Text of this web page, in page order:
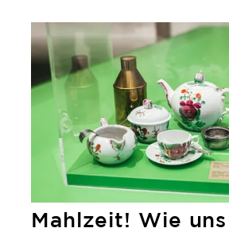
Mahlzeit! Wie uns
Mahlzeit! Wie uns Essen verbindet